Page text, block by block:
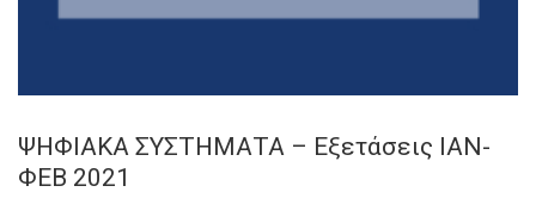
ΨΗΦΙΑΚΑ ΣΥΣΤΗΜΑΤΑ – Εξετάσεις ΙΑΝ-
ΦΕΒ 2021